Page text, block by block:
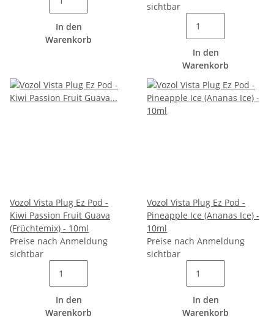
In den
Warenkorb
sichtbar
In den
Warenkorb
Vozol Vista Plug Ez Pod -
Kiwi Passion Fruit Guava
(Früchtemix) - 10ml
Preise nach Anmeldung
sichtbar
In den
Warenkorb
Vozol Vista Plug Ez Pod -
Pineapple Ice (Ananas Ice) -
10ml
Preise nach Anmeldung
sichtbar
In den
Warenkorb